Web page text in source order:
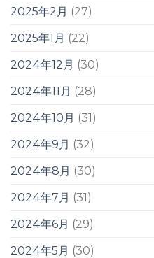
2025年2月 (27)
2025年1月 (22)
2024年12月 (30)
2024年11月 (28)
2024年10月 (31)
2024年9月 (32)
2024年8月 (30)
2024年7月 (31)
2024年6月 (29)
2024年5月 (30)